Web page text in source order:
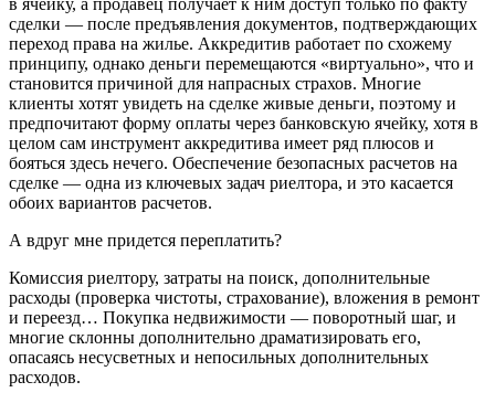
сделки — после предъявления документов, подтверждающих
переход права на жилье. Аккредитив работает по схожему
принципу, однако деньги перемещаются «виртуально», что и
становится причиной для напрасных страхов. Многие
клиенты хотят увидеть на сделке живые деньги, поэтому и
предпочитают форму оплаты через банковскую ячейку, хотя в
целом сам инструмент аккредитива имеет ряд плюсов и
бояться здесь нечего. Обеспечение безопасных расчетов на
сделке — одна из ключевых задач риелтора, и это касается
обоих вариантов расчетов.
А вдруг мне придется переплатить?
Комиссия риелтору, затраты на поиск, дополнительные
расходы (проверка чистоты, страхование), вложения в ремонт
и переезд… Покупка недвижимости — поворотный шаг, и
многие склонны дополнительно драматизировать его,
опасаясь несусветных и непосильных дополнительных
расходов.